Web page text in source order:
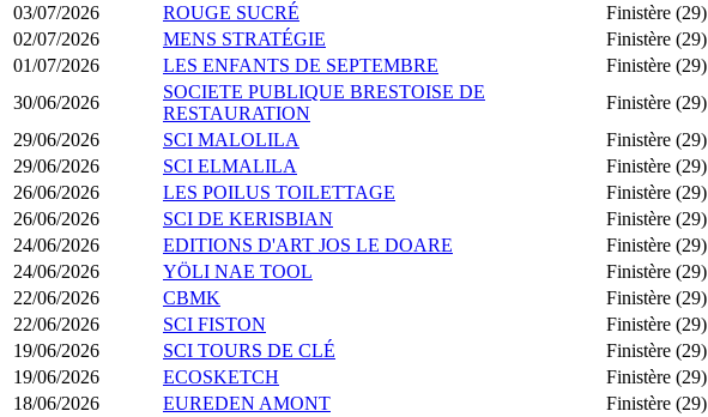
03/07/2026
ROUGE SUCRÉ Finistère (29)
02/07/2026
MENS STRATÉGIE Finistère (29)
01/07/2026
LES ENFANTS DE SEPTEMBRE Finistère (29)
30/06/2026
SOCIETE PUBLIQUE BRESTOISE DE
RESTAURATION
Finistère (29)
29/06/2026
SCI MALOLILA Finistère (29)
29/06/2026
SCI ELMALILA Finistère (29)
26/06/2026
LES POILUS TOILETTAGE Finistère (29)
26/06/2026
SCI DE KERISBIAN Finistère (29)
24/06/2026
EDITIONS D'ART JOS LE DOARE Finistère (29)
24/06/2026
YÖLI NAE TOOL Finistère (29)
22/06/2026
CBMK Finistère (29)
22/06/2026
SCI FISTON Finistère (29)
19/06/2026
SCI TOURS DE CLÉ Finistère (29)
19/06/2026
ECOSKETCH Finistère (29)
18/06/2026
EUREDEN AMONT Finistère (29)